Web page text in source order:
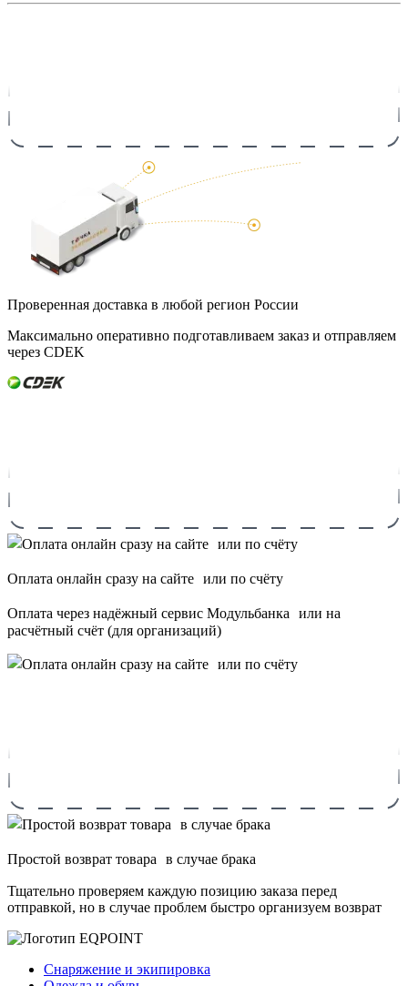
Проверенная доставка в любой регион России
Максимально оперативно подготавливаем заказ и отправляем
через CDEK
Оплата онлайн сразу на сайте или по счёту
Оплата через надёжный сервис Модульбанка или на
расчётный счёт (для организаций)
Простой возврат товара в случае брака
Тщательно проверяем каждую позицию заказа перед
отправкой, но в случае проблем быстро организуем возврат
Снаряжение и экипировка